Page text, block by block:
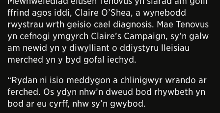
ffrind agos iddi, Claire O’Shea, a wynebodd
rwystrau wrth geisio cael diagnosis. Mae Tenovus
yn cefnogi ymgyrch Claire’s Campaign, sy’n galw
am newid yn y diwylliant o ddiystyru lleisiau
merched yn y byd gofal iechyd.
“Rydan ni isio meddygon a chlinigwyr wrando ar
ferched. Os ydyn nhw’n dweud bod rhywbeth yn
bod ar eu cyrff, nhw sy’n gwybod.